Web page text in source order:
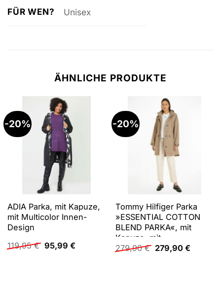
FÜR WEN? Unisex
ÄHNLICHE PRODUKTE
-20%
ADIA Parka, mit Kapuze,
mit Multicolor Innen-
Design
119,95€ Ursprünglicher
Preis
95,99 €Aktueller
-20%
Tommy Hilfiger Parka
»ESSENTIAL COTTON
BLEND PARKA«, mit
Kapuze, mit
Logostickerei
279,90€ Ursprünglicher
Preis
279,90 €